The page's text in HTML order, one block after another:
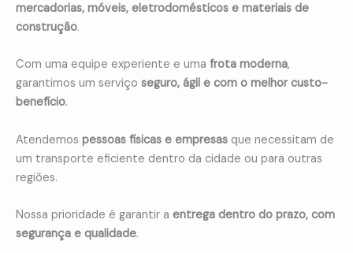
mercadorias, móveis, eletrodomésticos e materiais de
construção.
Com uma equipe experiente e uma frota moderna,
garantimos um serviço seguro, ágil e com o melhor custo-
benefício.
Atendemos pessoas físicas e empresas que necessitam de
um transporte eficiente dentro da cidade ou para outras
regiões.
Nossa prioridade é garantir a entrega dentro do prazo, com
segurança e qualidade.